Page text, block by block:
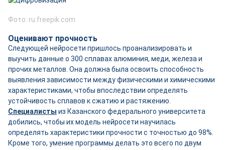
Фото: ru.freepik.com
Оценивают прочность
Следующей нейросети пришлось проанализировать и
выучить данные о 300 сплавах алюминия, меди, железа и
прочих металлов. Она должна была освоить способность
выявления зависимости между физическими и химическими
характеристиками, чтобы впоследствии определять
устойчивость сплавов к сжатию и растяжению.
Специалисты из Казанского федерального университета
добились, чтобы их модель нейросети научилась
определять характеристики прочности с точностью до 98%.
Кроме того, умение программы делать это всего по двум